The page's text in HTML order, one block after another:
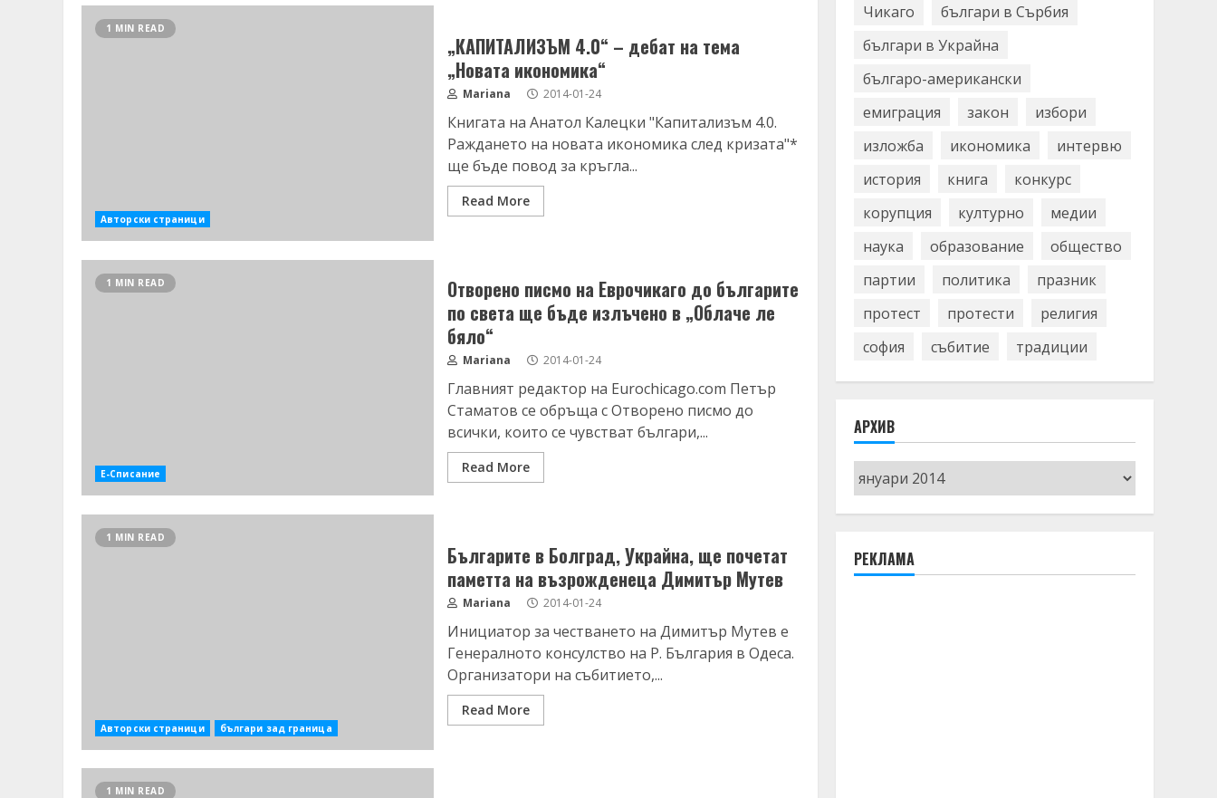
1 MIN READ
Авторски страници
„КАПИТАЛИЗЪМ 4.0“ – дебат на тема
„Новата икономика“
Mariana 2014-01-24
Книгата на Анатол Калецки "Капитализъм 4.0.
Раждането на новата икономика след кризата"*
ще бъде повод за кръгла...
Read More
1 MIN READ
Е-Списание
Отворено писмо на Еврочикаго до българите
по света ще бъде излъчено в „Облаче ле
бяло“
Mariana 2014-01-24
Главният редактор на Еurochicago.com Петър
Стаматов се обръща с Отворено писмо до
всички, които се чувстват българи,...
Read More
1 MIN READ
Авторски страници българи зад граница
Българите в Болград, Украйна, ще почетат
паметта на възрожденеца Димитър Мутев
Mariana 2014-01-24
Инициатор за честването на Димитър Мутев е
Генералното консулство на Р. България в Одеса.
Организатори на събитието,...
Read More
1 MIN READ
Чикаго
българи в Сърбия
българи в Украйна
българо-американски
емиграция
закон
избори
изложба
икономика
интервю
история
книга
конкурс
корупция
културно
медии
наука
образование
общество
партии
политика
празник
протест
протести
религия
софия
събитие традиции
АРХИВ
Архив
РЕКЛАМА